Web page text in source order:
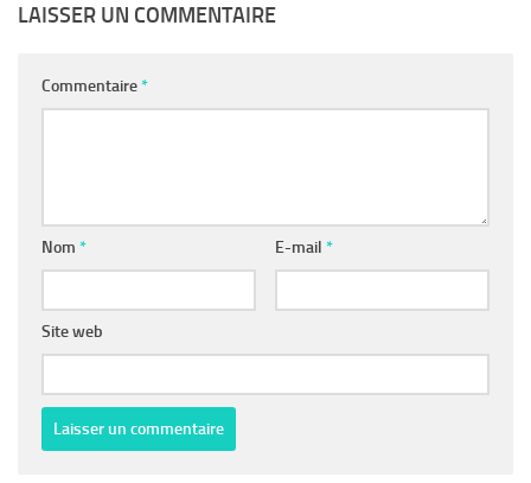
LAISSER UN COMMENTAIRE
Commentaire*
Nom * E-mail *
Site web